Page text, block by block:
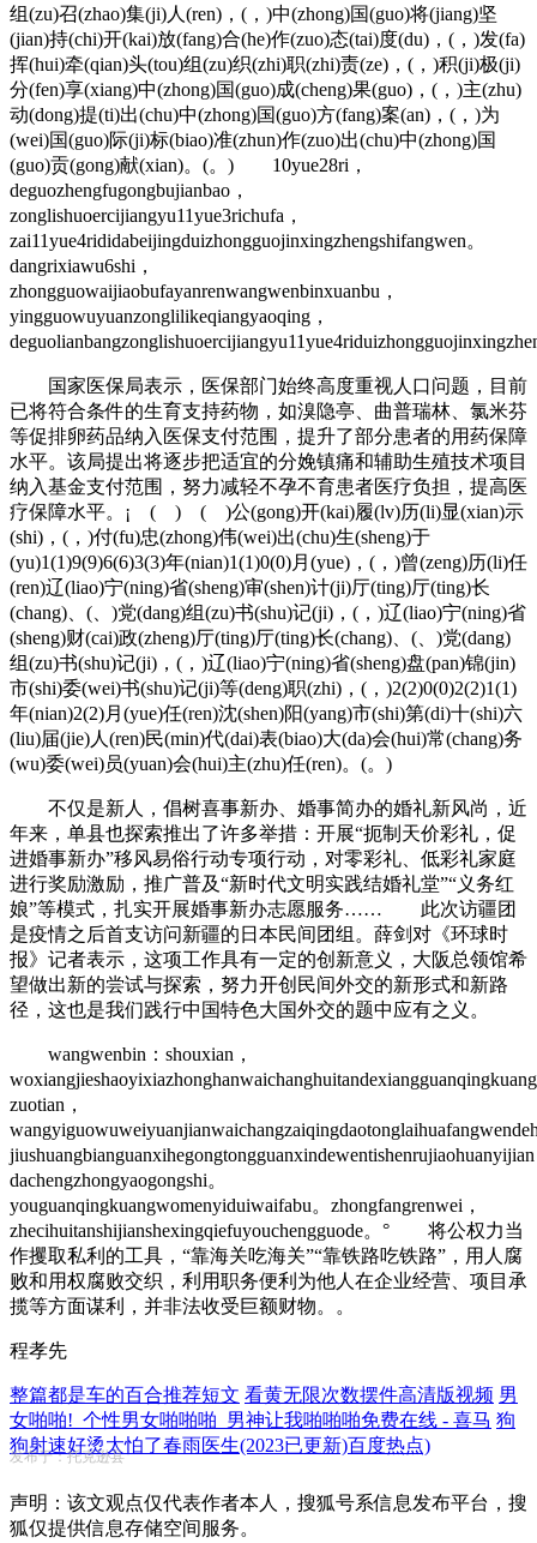
组(zu)召(zhao)集(ji)人(ren)，(，)中(zhong)国(guo)将(jiang)坚
(jian)持(chi)开(kai)放(fang)合(he)作(zuo)态(tai)度(du)，(，)发(fa)
挥(hui)牵(qian)头(tou)组(zu)织(zhi)职(zhi)责(ze)，(，)积(ji)极(ji)
分(fen)享(xiang)中(zhong)国(guo)成(cheng)果(guo)，(，)主(zhu)
动(dong)提(ti)出(chu)中(zhong)国(guo)方(fang)案(an)，(，)为
(wei)国(guo)际(ji)标(biao)准(zhun)作(zuo)出(chu)中(zhong)国
(guo)贡(gong)献(xian)。(。) 10yue28ri，
deguozhengfugongbujianbao，
zonglishuoercijiangyu11yue3richufa，
zai11yue4rididabeijingduizhongguojinxingzhengshifangwen。
dangrixiawu6shi，
zhongguowaijiaobufayanrenwangwenbinxuanbu，
yingguowuyuanzonglilikeqiangyaoqing，
国家医保局表示，医保部门始终高度重视人口问题，目前
已将符合条件的生育支持药物，如溴隐亭、曲普瑞林、氯米芬
等促排卵药品纳入医保支付范围，提升了部分患者的用药保障
水平。该局提出将逐步把适宜的分娩镇痛和辅助生殖技术项目
纳入基金支付范围，努力减轻不孕不育患者医疗负担，提高医
疗保障水平。¡ ( ) ( )公(gong)开(kai)履(lv)历(li)显(xian)示
(shi)，(，)付(fu)忠(zhong)伟(wei)出(chu)生(sheng)于
(yu)1(1)9(9)6(6)3(3)年(nian)1(1)0(0)月(yue)，(，)曾(zeng)历(li)任
(ren)辽(liao)宁(ning)省(sheng)审(shen)计(ji)厅(ting)厅(ting)长
(chang)、(、)党(dang)组(zu)书(shu)记(ji)，(，)辽(liao)宁(ning)省
(sheng)财(cai)政(zheng)厅(ting)厅(ting)长(chang)、(、)党(dang)
组(zu)书(shu)记(ji)，(，)辽(liao)宁(ning)省(sheng)盘(pan)锦(jin)
市(shi)委(wei)书(shu)记(ji)等(deng)职(zhi)，(，)2(2)0(0)2(2)1(1)
年(nian)2(2)月(yue)任(ren)沈(shen)阳(yang)市(shi)第(di)十(shi)六
(liu)届(jie)人(ren)民(min)代(dai)表(biao)大(da)会(hui)常(chang)务
(wu)委(wei)员(yuan)会(hui)主(zhu)任(ren)。(。)
不仅是新人，倡树喜事新办、婚事简办的婚礼新风尚，近
年来，单县也探索推出了许多举措：开展“扼制天价彩礼，促
进婚事新办”移风易俗行动专项行动，对零彩礼、低彩礼家庭
进行奖励激励，推广普及“新时代文明实践结婚礼堂”“义务红
娘”等模式，扎实开展婚事新办志愿服务…… 此次访疆团
是疫情之后首支访问新疆的日本民间团组。薛剑对《环球时
报》记者表示，这项工作具有一定的创新意义，大阪总领馆希
望做出新的尝试与探索，努力开创民间外交的新形式和新路
径，这也是我们践行中国特色大国外交的题中应有之义。
wangwenbin：shouxian，
zuotian，
dachengzhongyaogongshi。
youguanqingkuangwomenyiduiwaifabu。zhongfangrenwei，
zhecihuitanshijianshexingqiefuyouchengguode。° 将公权力当
作攫取私利的工具，“靠海关吃海关”“靠铁路吃铁路”，用人腐
败和用权腐败交织，利用职务便利为他人在企业经营、项目承
揽等方面谋利，并非法收受巨额财物。。
程孝先
整篇都是车的百合推荐短文 看黄无限次数摆件高清版视频 男
女啪啪!_个性男女啪啪啪_男神让我啪啪啪免费在线 - 喜马 狗
狗射速好烫太怕了春雨医生(2023已更新)百度热点)
发布于：托克逊县
声明：该文观点仅代表作者本人，搜狐号系信息发布平台，搜
狐仅提供信息存储空间服务。